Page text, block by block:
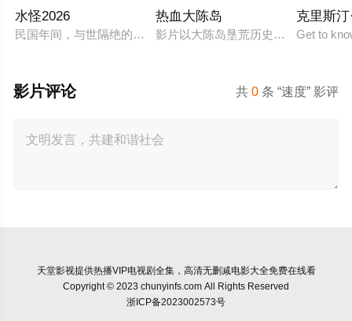
水怪2026
民国年间，与世隔绝的怪水村被湖中“水猴子”所扰。此物实为
热血大陈岛
影片以大陈岛垦荒历史为创作底色，
克里斯
Get to
共0 条 “速度” 影评
影片评论
天堂影视提供热播VIP电视剧全集，高清无删减电影大全免费在线看
Copyright © 2023 chunyinfs.com All Rights Reserved
浙ICP备2023002573号